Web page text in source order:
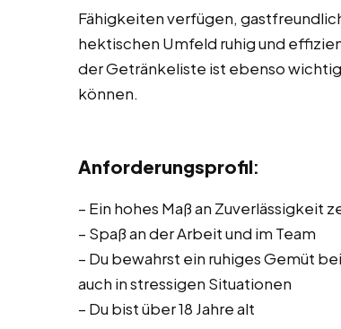
Fähigkeiten verfügen,
hektischen Umfeld ruhig und
der Getränkeliste ist ebenso
können.
Anforderungsprofil:
– Ein hohes Maß an Zuverlässigkeit
– Spaß an der Arbeit und im Team
– Du bewahrst ein ruhiges Gemüt
auch in stressigen Situationen
– Du bist über 18 Jahre alt